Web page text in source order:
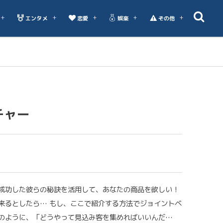
エンタメ 恋愛 娯楽 その他
ー
した彼らの秘訣を活用して、あなたの商品を欲しい！
るとしたら… もし、ここで紹介する方法でジョイントベ
ように、「どうやって見込み客を集めればいいんだ…